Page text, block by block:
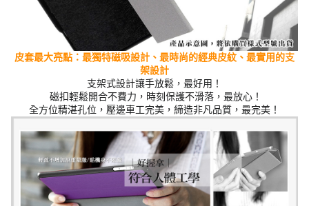
皮套最大亮點：最獨特磁吸設計、最時尚的經典皮紋 、最實用的支
架設計
支架式設計讓手放鬆，最好用！
磁扣輕鬆開合不費力，時刻保護不滑落，最放心！
全方位精湛孔位，壓邊車工完美，締造非凡品質，最完美！